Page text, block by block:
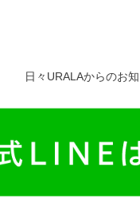
日々URALAからのお